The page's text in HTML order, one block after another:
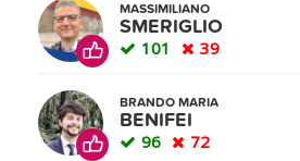
MASSIMILIANO
SMERIGLIO
101 39
BRANDO MARIA
BENIFEI
96 72